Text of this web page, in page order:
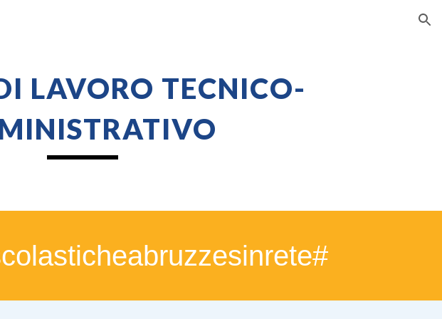
LAVORO TECNICO-